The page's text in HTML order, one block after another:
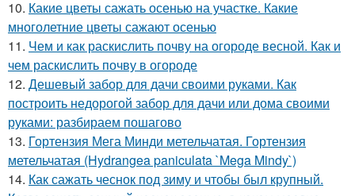
10. Какие цветы сажать осенью на участке. Какие
многолетние цветы сажают осенью
11. Чем и как раскислить почву на огороде весной. Как и
чем раскислить почву в огороде
12. Дешевый забор для дачи своими руками. Как
построить недорогой забор для дачи или дома своими
руками: разбираем пошагово
13. Гортензия Мега Минди метельчатая. Гортензия
метельчатая (Hydrangea paniculata `Mega Mindy`)
14. Как сажать чеснок под зиму и чтобы был крупный.